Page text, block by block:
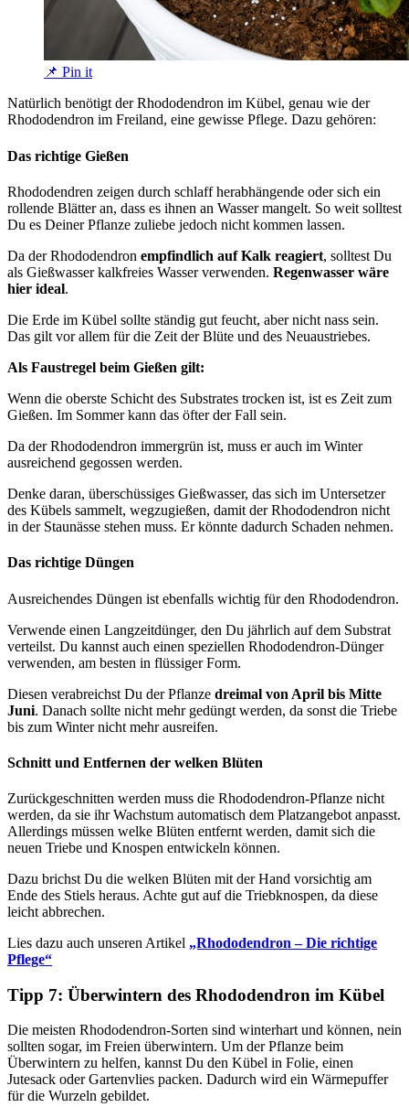
📌 Pin it
Natürlich benötigt der Rhododendron im Kübel, genau wie der
Rhododendron im Freiland, eine gewisse Pflege. Dazu gehören:
Das richtige Gießen
Rhododendren zeigen durch schlaff herabhängende oder sich ein
rollende Blätter an, dass es ihnen an Wasser mangelt. So weit solltest
Du es Deiner Pflanze zuliebe jedoch nicht kommen lassen.
Da der Rhododendron empfindlich auf Kalk reagiert, solltest Du
als Gießwasser kalkfreies Wasser verwenden. Regenwasser wäre
hier ideal.
Die Erde im Kübel sollte ständig gut feucht, aber nicht nass sein.
Das gilt vor allem für die Zeit der Blüte und des Neuaustriebes.
Als Faustregel beim Gießen gilt:
Wenn die oberste Schicht des Substrates trocken ist, ist es Zeit zum
Gießen. Im Sommer kann das öfter der Fall sein.
Da der Rhododendron immergrün ist, muss er auch im Winter
ausreichend gegossen werden.
Denke daran, überschüssiges Gießwasser, das sich im Untersetzer
des Kübels sammelt, wegzugießen, damit der Rhododendron nicht
in der Staunässe stehen muss. Er könnte dadurch Schaden nehmen.
Das richtige Düngen
Ausreichendes Düngen ist ebenfalls wichtig für den Rhododendron.
Verwende einen Langzeitdünger, den Du jährlich auf dem Substrat
verteilst. Du kannst auch einen speziellen Rhododendron-Dünger
verwenden, am besten in flüssiger Form.
Diesen verabreichst Du der Pflanze dreimal von April bis Mitte
Juni. Danach sollte nicht mehr gedüngt werden, da sonst die Triebe
bis zum Winter nicht mehr ausreifen.
Schnitt und Entfernen der welken Blüten
Zurückgeschnitten werden muss die Rhododendron-Pflanze nicht
werden, da sie ihr Wachstum automatisch dem Platzangebot anpasst.
Allerdings müssen welke Blüten entfernt werden, damit sich die
neuen Triebe und Knospen entwickeln können.
Dazu brichst Du die welken Blüten mit der Hand vorsichtig am
Ende des Stiels heraus. Achte gut auf die Triebknospen, da diese
leicht abbrechen.
Lies dazu auch unseren Artikel „Rhododendron – Die richtige
Pflege“
Tipp 7: Überwintern des Rhododendron im Kübel
Die meisten Rhododendron-Sorten sind winterhart und können, nein
sollten sogar, im Freien überwintern. Um der Pflanze beim
Überwintern zu helfen, kannst Du den Kübel in Folie, einen
Jutesack oder Gartenvlies packen. Dadurch wird ein Wärmepuffer
für die Wurzeln gebildet.